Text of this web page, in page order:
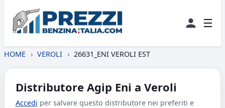
☰
HOME › VEROLI › 26631_ENI VEROLI EST
Distributore Agip Eni a Veroli
Accedi per salvare questo distributore nei preferiti e